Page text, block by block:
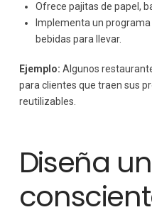
Ofrece pajitas de papel,
Implementa un
bebidas para llevar.
Ejemplo: Algunos
para clientes que traen sus
reutilizables.
Diseña